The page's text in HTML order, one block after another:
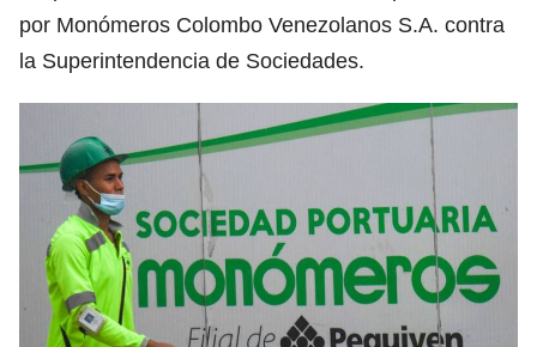
por Monómeros Colombo Venezolanos S.A. contra
la Superintendencia de Sociedades.